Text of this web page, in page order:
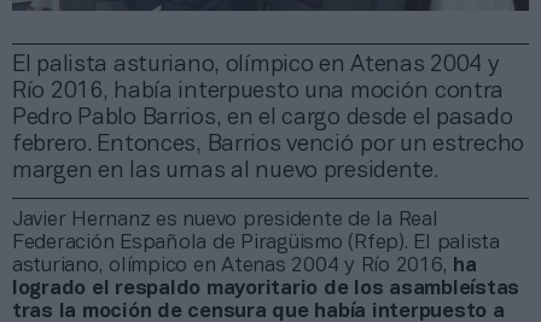
El palista asturiano, olímpico en Atenas 2004 y
Río 2016, había interpuesto una moción contra
Pedro Pablo Barrios, en el cargo desde el pasado
febrero. Entonces, Barrios venció por un estrecho
margen en las urnas al nuevo presidente.
Javier Hernanz es nuevo presidente de la Real
Federación Española de Piragüismo (Rfep). El palista
asturiano, olímpico en Atenas 2004 y Río 2016, ha
logrado el respaldo mayoritario de los asambleístas
tras la moción de censura que había interpuesto a